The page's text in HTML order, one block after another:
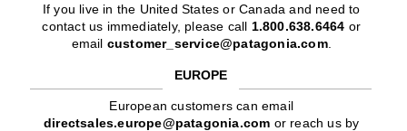
If you live in the United States or Canada and need to
contact us immediately, please call 1.800.638.6464 or
email customer_service@patagonia.com.
EUROPE
European customers can email
directsales.europe@patagonia.com or reach us by